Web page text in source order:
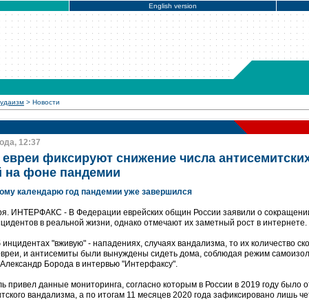
English version
> Новости
12:37
евреи фиксируют снижение числа
на фоне пандемии
календарю год пандемии уже завершился
ИНТЕРФАКС - В Федерации еврейских общин России заявили о
в реальной жизни, однако отмечают их заметный рост в интернете.
инцидентах "вживую" - нападениях, случаях вандализма, то их количество
и антисемиты были вынуждены сидеть дома, соблюдая режим
Борода в интервью "Интерфаксу".
привел данные мониторинга, согласно которым в России в 2019 году было
вандализма, а по итогам 11 месяцев 2020 года зафиксировано лишь